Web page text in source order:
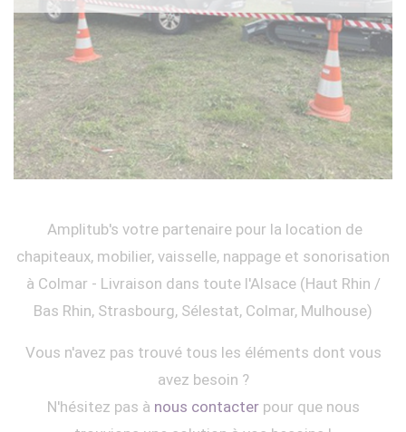
Amplitub's votre partenaire pour la location de
chapiteaux, mobilier, vaisselle, nappage et sonorisation
à Colmar - Livraison dans toute l'Alsace (Haut Rhin /
Bas Rhin, Strasbourg, Sélestat, Colmar, Mulhouse)
Vous n'avez pas trouvé tous les éléments dont vous
avez besoin ?
N'hésitez pas à nous contacterpour que nous